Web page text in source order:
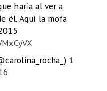
haría al ver a
él. Aquí la mofa
1